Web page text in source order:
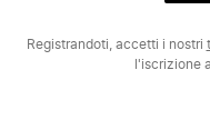
Registrandoti, accetti i nostri
l'iscrizione